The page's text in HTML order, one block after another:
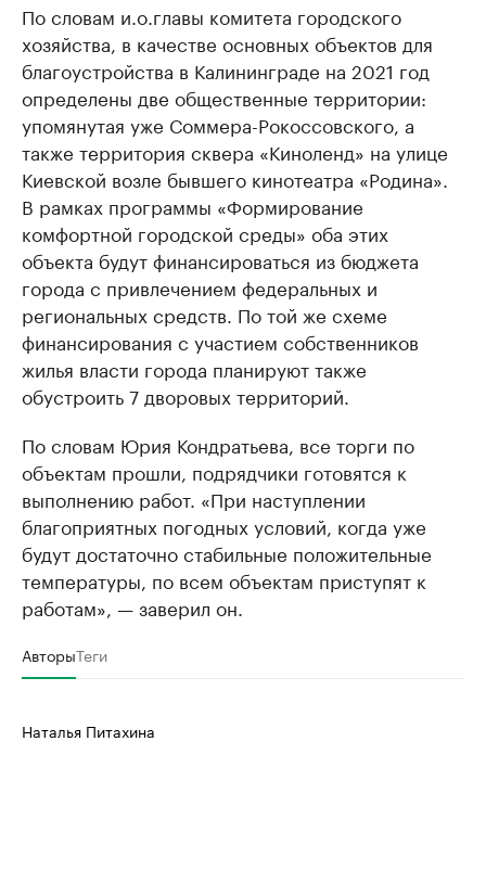
По словам и.о.главы комитета городского
хозяйства, в качестве основных объектов для
благоустройства в Калининграде на 2021 год
определены две общественные территории:
упомянутая уже Соммера-Рокоссовского, а
также территория сквера «Киноленд» на улице
Киевской возле бывшего кинотеатра «Родина».
В рамках программы «Формирование
комфортной городской среды» оба этих
объекта будут финансироваться из бюджета
города с привлечением федеральных и
региональных средств. По той же схеме
финансирования с участием собственников
жилья власти города планируют также
обустроить 7 дворовых территорий.
По словам Юрия Кондратьева, все торги по
объектам прошли, подрядчики готовятся к
выполнению работ. «При наступлении
благоприятных погодных условий, когда уже
будут достаточно стабильные положительные
температуры, по всем объектам приступят к
работам», — заверил он.
АвторыТеги
Наталья Питахина